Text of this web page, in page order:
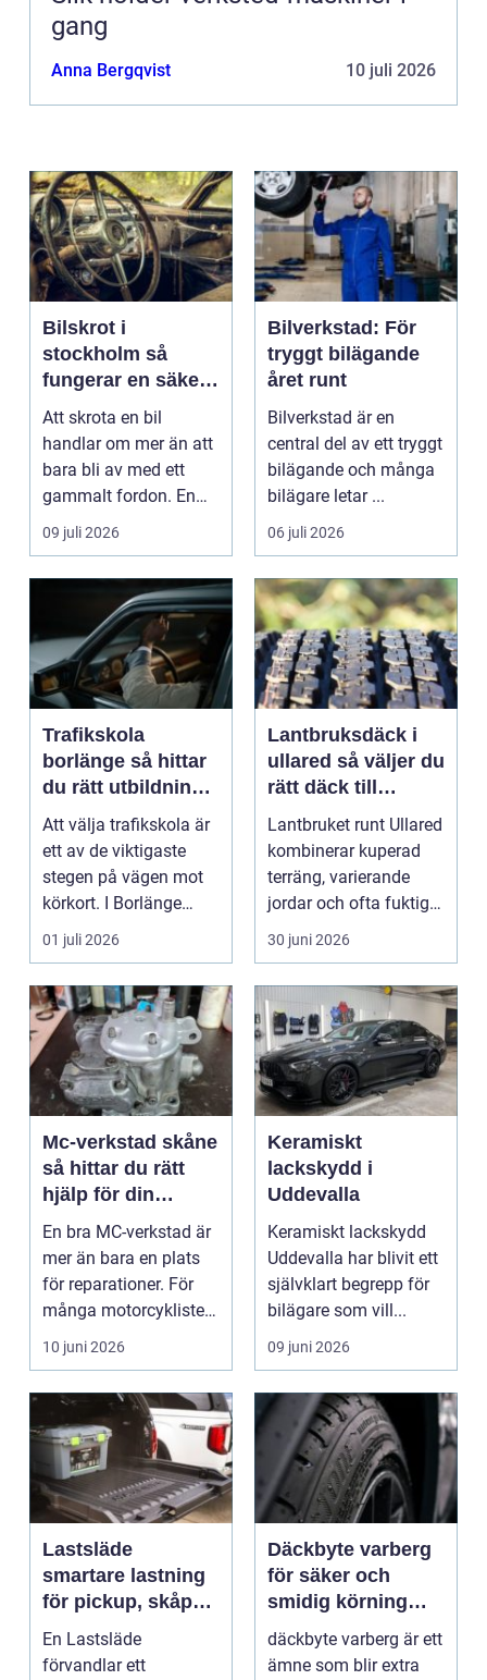
gang
Anna Bergqvist 10 juli 2026
Bilskrot i
stockholm så
fungerar en säker
och miljövänlig
skrotning
Att skrota en bil
handlar om mer än att
bara bli av med ett
gammalt fordon. En
genomtänkt skrotning
09 juli 2026
Bilverkstad: För
tryggt bilägande
året runt
Bilverkstad är en
central del av ett tryggt
bilägande och många
bilägare letar ...
06 juli 2026
Trafikskola
borlänge så hittar
du rätt utbildning
till körkortet
Att välja trafikskola är
ett av de viktigaste
stegen på vägen mot
körkort. I Borlänge
finns flera al...
01 juli 2026
Lantbruksdäck i
ullared så väljer du
rätt däck till
gårdens maskiner
Lantbruket runt Ullared
kombinerar kuperad
terräng, varierande
jordar och ofta fuktigt
väder. Valet ...
30 juni 2026
Mc-verkstad skåne
så hittar du rätt
hjälp för din
motorcykel
En bra MC-verkstad är
mer än bara en plats
för reparationer. För
många motorcyklister
handlar det om...
10 juni 2026
Keramiskt
lackskydd i
Uddevalla
Keramiskt lackskydd
Uddevalla har blivit ett
självklart begrepp för
bilägare som vill...
09 juni 2026
Lastsläde
smartare lastning
för pickup, skåpbil
och personbil
En Lastsläde
förvandlar ett
Däckbyte varberg
för säker och
smidig körning
Året runt
däckbyte varberg är ett
ämne som blir extra